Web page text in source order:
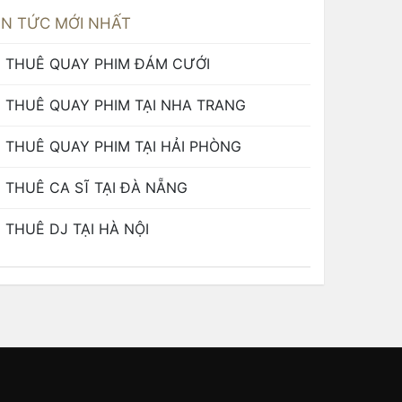
TỨC MỚI NHẤT
THUÊ QUAY PHIM ĐÁM CƯỚI
THUÊ QUAY PHIM TẠI NHA TRANG
THUÊ QUAY PHIM TẠI HẢI PHÒNG
THUÊ CA SĨ TẠI ĐÀ NẴNG
THUÊ DJ TẠI HÀ NỘI